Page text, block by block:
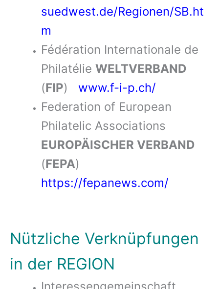
suedwest.de/Regionen/SB.ht
m
Fédération Internationale de
Philatélie WELTVERBAND
(FIP) www.f-i-p.ch/
Federation of European
Philatelic Associations
EUROPÄISCHER VERBAND
(FEPA)
https://fepanews.com/
Nützliche Verknüpfungen
in der REGION